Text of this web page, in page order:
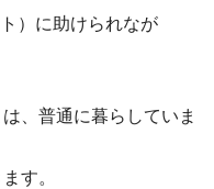
）に助けられなが
、普通に暮らしていま
す。